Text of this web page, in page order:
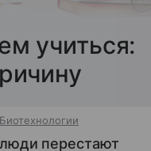
учиться:
Биотехнологии
перестают